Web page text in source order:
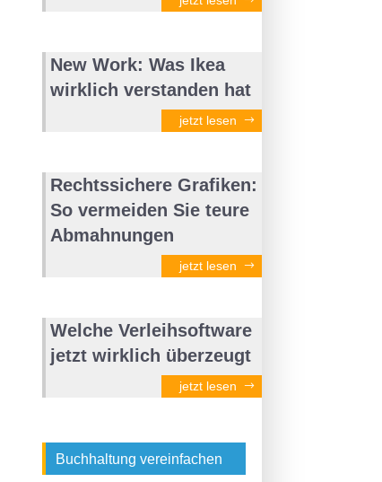
New Work: Was Ikea
wirklich verstanden hat
jetzt lesen
Rechtssichere Grafiken:
So vermeiden Sie teure
Abmahnungen
jetzt lesen
Welche Verleihsoftware
jetzt wirklich überzeugt
jetzt lesen
Buchhaltung vereinfachen